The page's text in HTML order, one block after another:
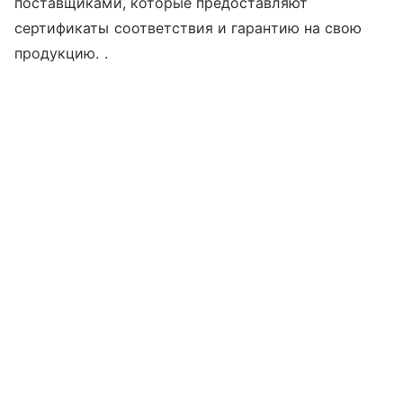
сертификаты соответствия и гарантию на свою
продукцию. .